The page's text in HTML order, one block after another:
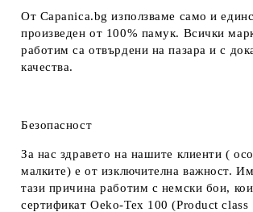
От Capanica.bg използваме само и
произведен от 100% памук. Всички
работим са отвърдени на пазара и с
качества.
Безопасност
За нас здравето на нашите клиенти (
малките) е от изключителна важност.
тази причина работим с немски бои,
сертификат Oeko-Tex 100 (Product class